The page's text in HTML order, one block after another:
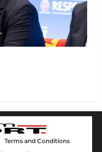
Terms and Conditions